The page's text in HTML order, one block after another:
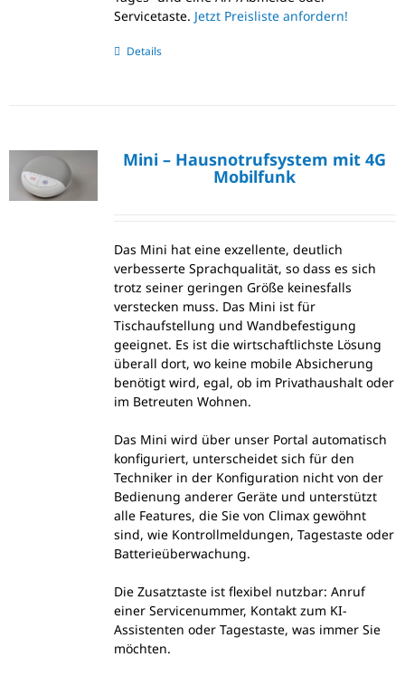
Servicetaste. Jetzt Preisliste anfordern!
Details
Mini – Hausnotrufsystem mit 4G
Mobilfunk
Das Mini hat eine exzellente, deutlich
verbesserte Sprachqualität, so dass es sich
trotz seiner geringen Größe keinesfalls
verstecken muss. Das Mini ist für
Tischaufstellung und Wandbefestigung
geeignet. Es ist die wirtschaftlichste Lösung
überall dort, wo keine mobile Absicherung
benötigt wird, egal, ob im Privathaushalt oder
im Betreuten Wohnen.
Das Mini wird über unser Portal automatisch
konfiguriert, unterscheidet sich für den
Techniker in der Konfiguration nicht von der
Bedienung anderer Geräte und unterstützt
alle Features, die Sie von Climax gewöhnt
sind, wie Kontrollmeldungen, Tagestaste oder
Batterieüberwachung.
Die Zusatztaste ist flexibel nutzbar: Anruf
einer Servicenummer, Kontakt zum KI-
Assistenten oder Tagestaste, was immer Sie
möchten.